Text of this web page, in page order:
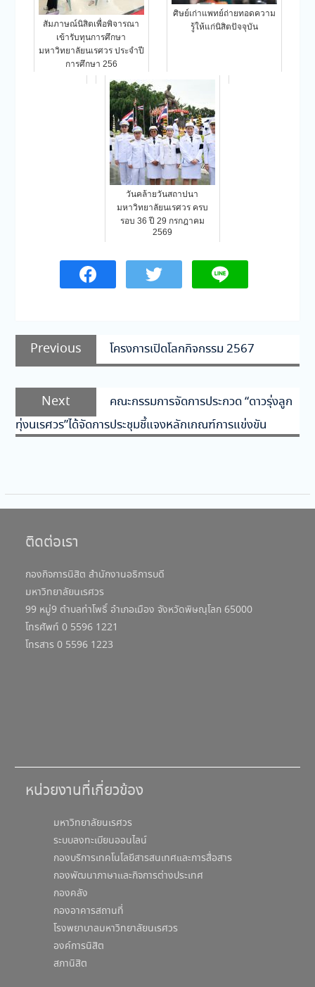
สัมภาษณ์นิสิตเพื่อพิจารณา
เข้ารับทุนการศึกษา
มหาวิทยาลัยนเรศวร ประจำปี
การศึกษา 256
ศิษย์เก่าแพทย์ถ่ายทอดความ
รู้ให้แก่นิสิตปัจจุบัน
วันคล้ายวันสถาปนา
มหาวิทยาลัยนเรศวร ครบ
รอบ 36 ปี 29 กรกฎาคม
2569
แนะแนว
เรื่อง
Previous
Previous
post:
โครงการเปิดโลกกิจกรรม 2567
Next
Next
post:
คณะกรรมการจัดการประกวด “ดาวรุ่งลูก
ทุ่งนเรศวร”ได้จัดการประชุมชี้แจงหลักเกณฑ์การแข่งขัน
ติดต่อเรา
กองกิจการนิสิต สำนักงานอธิการบดี
มหาวิทยาลัยนเรศวร
99 หมู่9 ตำบลท่าโพธิ์ อำเภอเมือง จังหวัดพิษณุโลก 65000
โทรศัพท์ 0 5596 1221
โทรสาร 0 5596 1223
หน่วยงานที่เกี่ยวข้อง
มหาวิทยาลัยนเรศวร
ระบบลงทะเบียนออนไลน์
กองบริการเทคโนโลยีสารสนเทศและการสื่อสาร
กองพัฒนาภาษาและกิจการต่างประเทศ
กองคลัง
กองอาคารสถานที่
โรงพยาบาลมหาวิทยาลัยนเรศวร
องค์การนิสิต
สภานิสิต